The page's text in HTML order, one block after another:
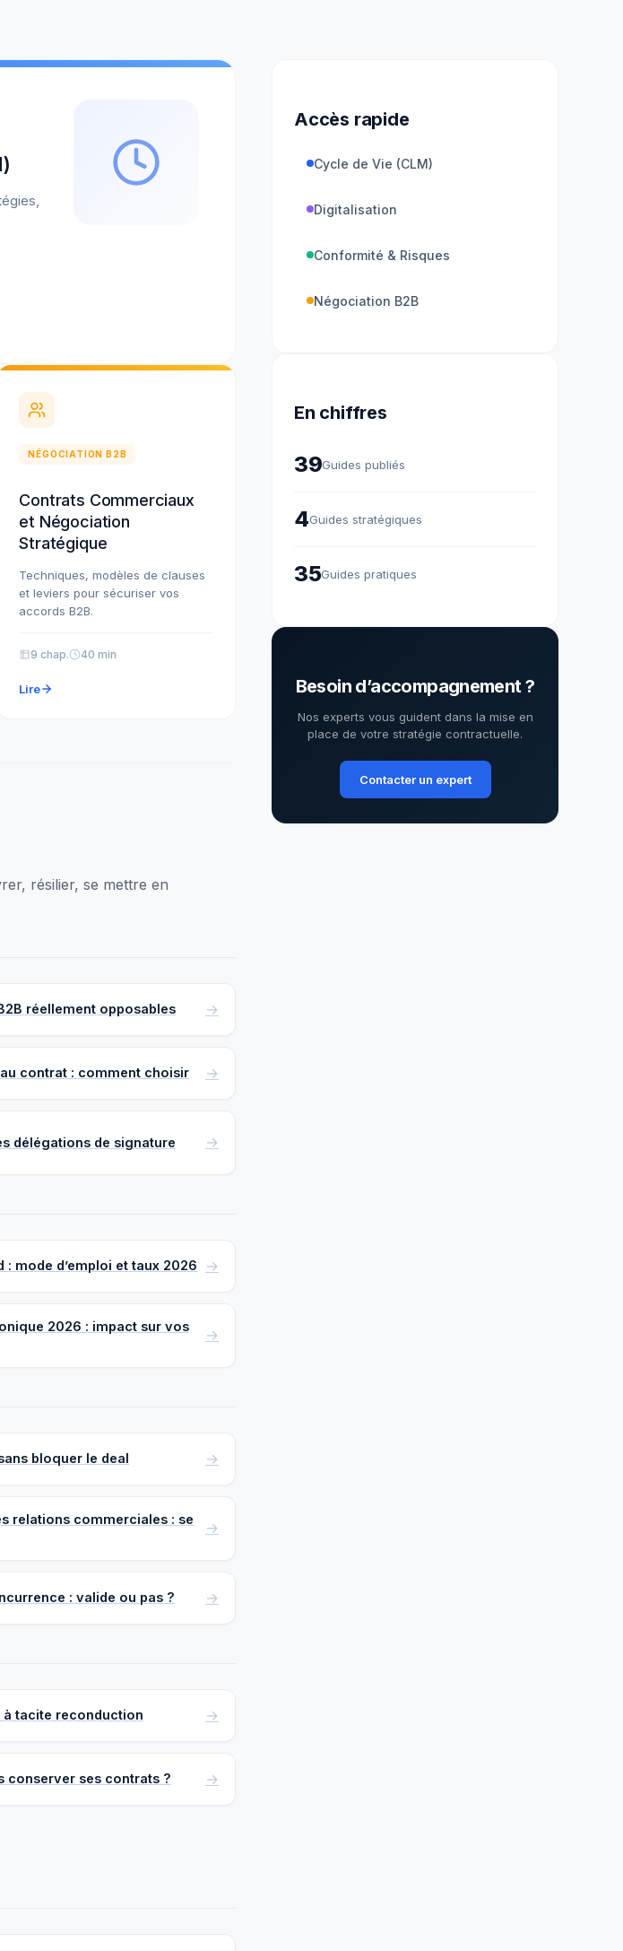
NÉGOCIATION B2B
Contrats Commerciaux
et Négociation
Stratégique
Techniques, modèles de clauses
et leviers pour sécuriser vos
accords B2B.
9 chap. 40 min
Lire
résilier, se mettre en
réellement opposables
contrat : comment choisir
délégations de signature
: mode d’emploi et taux 2026
2026 : impact sur vos
bloquer le deal
relations commerciales : se
: valide ou pas ?
à tacite reconduction
conserver ses contrats ?
Accès rapide
Cycle de Vie (CLM)
Digitalisation
Conformité & Risques
Négociation B2B
En chiffres
39Guides publiés
4Guides stratégiques
35Guides pratiques
Besoin d’accompagnement ?
Nos experts vous guident dans la mise en
place de votre stratégie contractuelle.
Contacter un expert